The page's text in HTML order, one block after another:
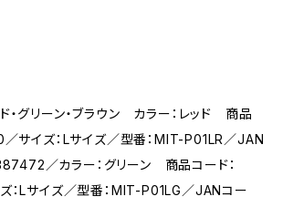
・グリーン・ブラウン カラー：レッド 商品
サイズ：Lサイズ／型番：MIT-P01LR／JAN
／カラー：グリーン 商品コード：
Lサイズ／型番：MIT-P01LG／JANコー